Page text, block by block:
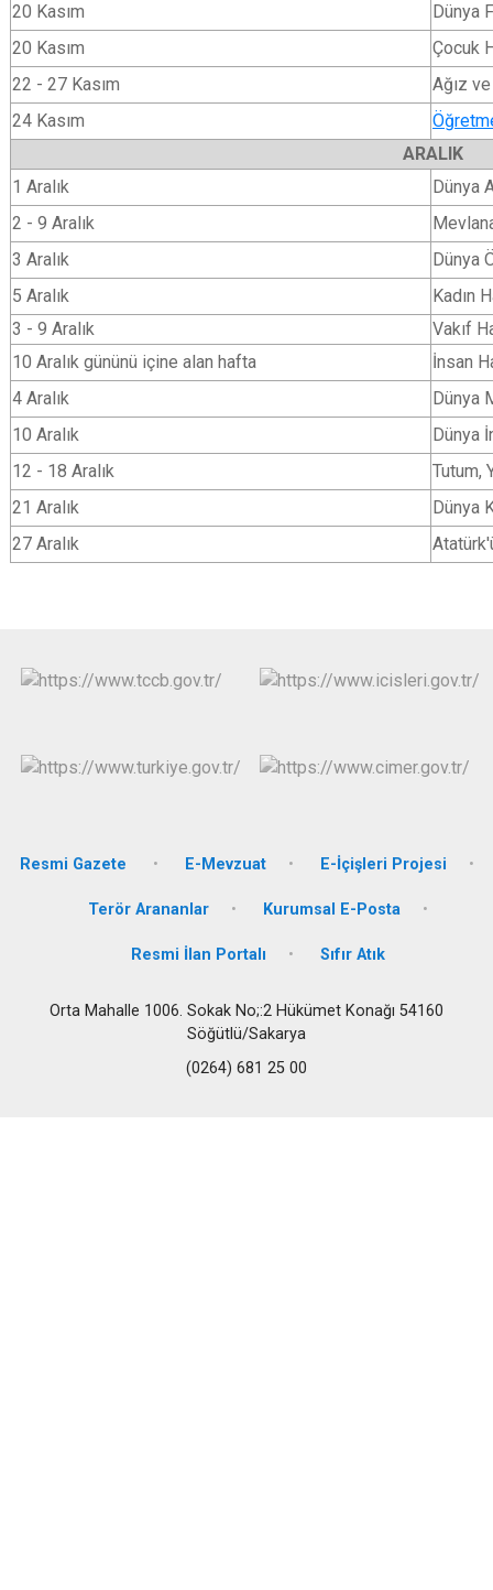
20 Kasım
Dünya
20 Kasım
Çocuk
22 - 27 Kasım
Ağız
24 Kasım
ARALIK
1 Aralık
Dünya
2 - 9 Aralık
3 Aralık
Dünya
5 Aralık
Kadın
3 - 9 Aralık
Vakıf
10 Aralık gününü içine alan hafta
İnsan
4 Aralık
Dünya
10 Aralık
Dünya
12 - 18 Aralık
Tutum,
21 Aralık
Dünya
27 Aralık
Resmi Gazete E-Mevzuat E-İçişleri Projesi
Terör Arananlar Kurumsal E-Posta
Resmi İlan Portalı Sıfır Atık
Orta Mahalle 1006. Sokak No;:2 Hükümet Konağı 54160
Söğütlü/Sakarya
(0264) 681 25 00